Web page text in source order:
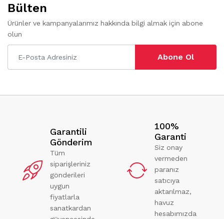
Bülten
Ürünler ve kampanyalarımız hakkında bilgi almak için abone
olun
Abone Ol
Garantili
Gönderim
Tüm
siparişleriniz
gönderileri
uygun
fiyatlarla
sanatkardan
100%
Garanti
Siz onay
vermeden
paranız
satıcıya
aktarılmaz,
havuz
hesabımızda